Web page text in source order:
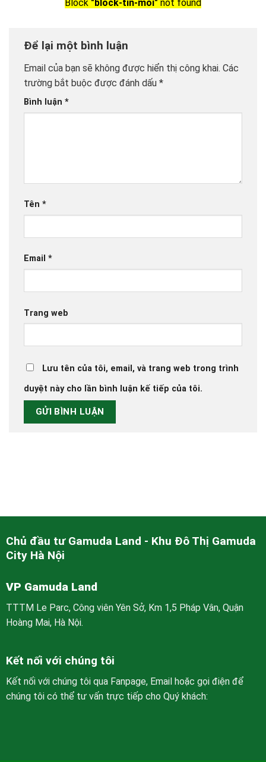
Block "block-tin-moi" not found
Để lại một bình luận
Email của bạn sẽ không được hiển thị công khai. Các
trường bắt buộc được đánh dấu *
Bình luận *
Tên *
Email *
Trang web
Lưu tên của tôi, email, và trang web trong trình
duyệt này cho lần bình luận kế tiếp của tôi.
Chủ đầu tư Gamuda Land - Khu Đô Thị Gamuda
City Hà Nội
VP Gamuda Land
TTTM Le Parc, Công viên Yên Sở, Km 1,5 Pháp Vân, Quận
Hoàng Mai, Hà Nội.
Kết nối với chúng tôi
Kết nối với chúng tôi qua Fanpage, Email hoặc gọi điện để
chúng tôi có thể tư vấn trực tiếp cho Quý khách: